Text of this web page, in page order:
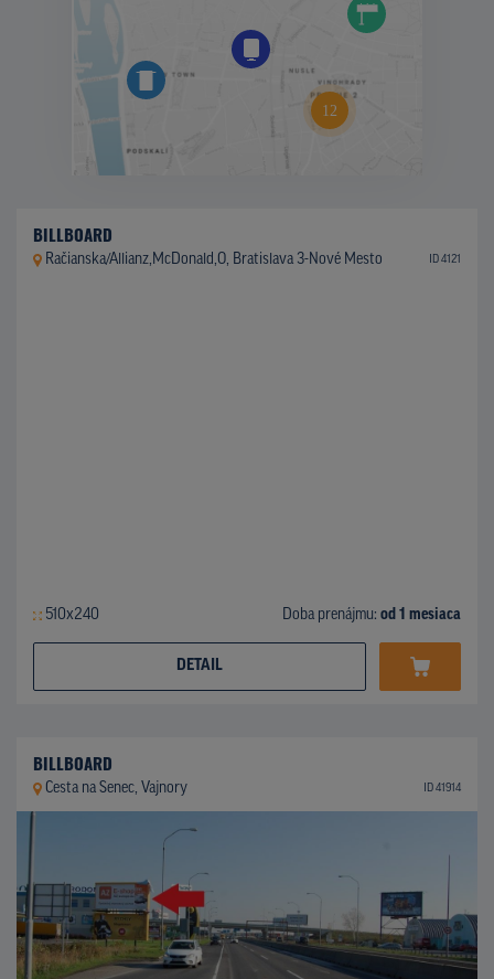
BILLBOARD
Račianska/Allianz,McDonald,O, Bratislava 3-Nové Mesto ID 4121
510x240 Doba prenájmu: od 1 mesiaca
DETAIL
BILLBOARD
Cesta na Senec, Vajnory ID 41914